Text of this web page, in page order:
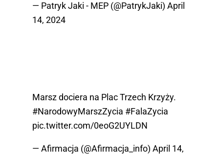
— Patryk Jaki - MEP (@PatrykJaki) April
14, 2024
Marsz dociera na Plac Trzech Krzyży.
#NarodowyMarszZycia #FalaZycia
pic.twitter.com/0eoG2UYLDN
— Afirmacja (@Afirmacja_info) April 14,